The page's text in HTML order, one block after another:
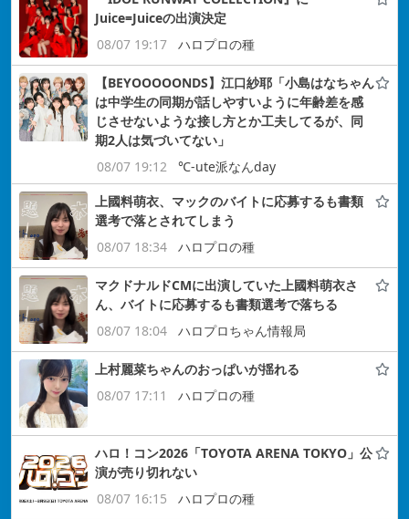
Juice=Juiceの出演決定
08/07 19:17
ハロプロの種
【BEYOOOOONDS】江口紗耶「小島はなちゃん
は中学生の同期が話しやすいように年齢差を感
じさせないような接し方とか工夫してるが、同
期2人は気づいてない」
08/07 19:12
℃-ute派なんday
上國料萌衣、マックのバイトに応募するも書類
選考で落とされてしまう
08/07 18:34
ハロプロの種
マクドナルドCMに出演していた上國料萌衣さ
ん、バイトに応募するも書類選考で落ちる
08/07 18:04
ハロプロちゃん情報局
上村麗菜ちゃんのおっぱいが揺れる
08/07 17:11
ハロプロの種
ハロ！コン2026「TOYOTA ARENA TOKYO」公
演が売り切れない
08/07 16:15
ハロプロの種